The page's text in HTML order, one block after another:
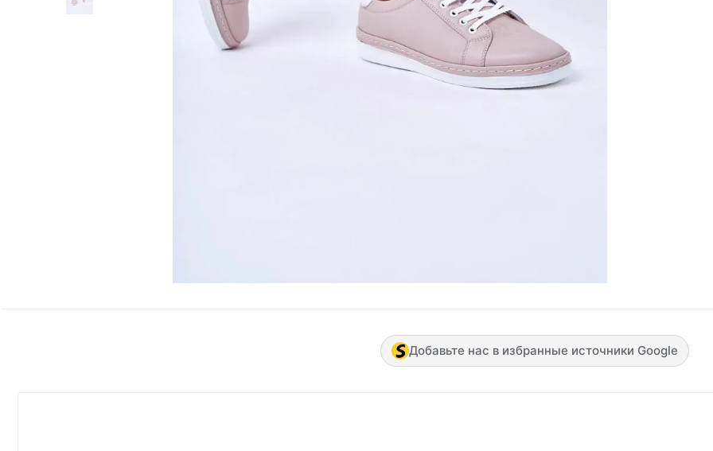
Добавьте нас в избранные источники Google